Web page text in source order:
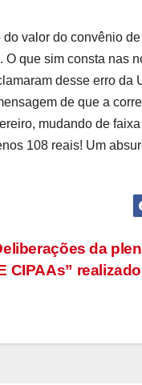
valor do convênio
que sim consta nas
desse erro da
de que a
mudando de
108 reais! Um
da
CIPAAs”